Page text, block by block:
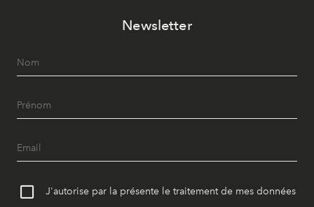
Newsletter
J'autorise par la présente le traitement de mes données